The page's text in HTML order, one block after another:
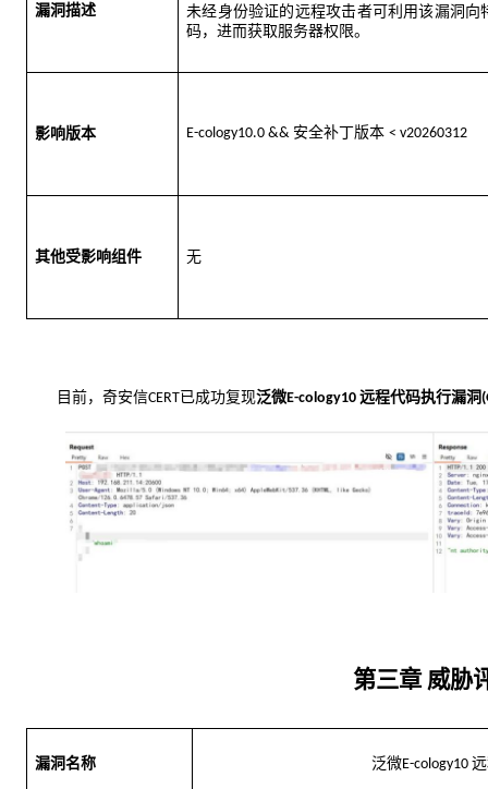
漏洞描述
未经身份验证的远程攻击者可利用该漏洞
码，进而获取服务器权限。
影响版本 E-cology10.0 && 安全补丁版本 < v20260312
其他受影响组件 无
目前，奇安信CERT已成功复现泛微E-cology10 远程代码执行漏洞
第三章 威胁
漏洞名称 泛微E-cology10